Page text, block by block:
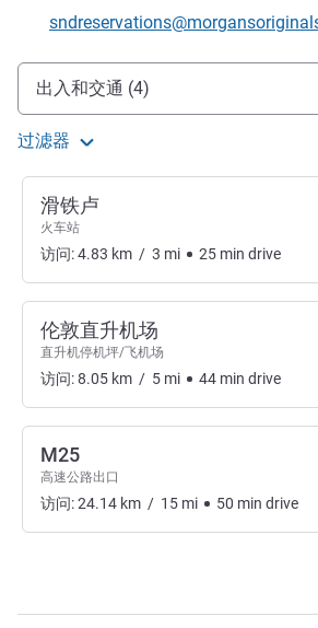
联系电子邮件
抵达和交通
出入和交通 (4)
过滤器
滑铁卢
火车站
访问:4.83 km / 3 mi 25 min drive
伦敦直升机场
直升机停机坪/飞机场
访问:8.05 km / 5 mi 44 min drive
M25
高速公路出口
访问:24.14 km / 15 mi 50 min drive